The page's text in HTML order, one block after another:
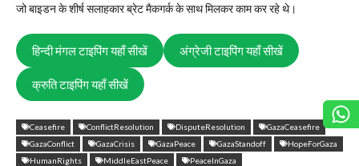
जो बाइडन के शीर्ष सलाहकार ब्रेट मैकगर्क के साथ मिलकर काम कर रहे थे।
हिन्दी मंगल टाइपिंग यहाँ सीखें अंग्रेजी टाइपिंग यहाँ सीखें
क्रुति टाइपिंग यहाँ सीखें
Ceasefire ConflictResolution DisputeResolution
GazaCeasefire
GazaConflict
GazaCrisis GazaPeace GazaStandoff
HopeForGaza
HumanRights
MiddleEastPeace PeaceInGaza